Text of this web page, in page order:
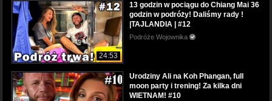
24:53
13 godzin w pociągu do Chiang Mai 36
godzin w podróży! Daliśmy rady !
|TAJLANDIA | #12
Podróże Wojownika
Urodziny Ali na Koh Phangan, full
moon party i trening! Za kilka dni
WIETNAM! #10